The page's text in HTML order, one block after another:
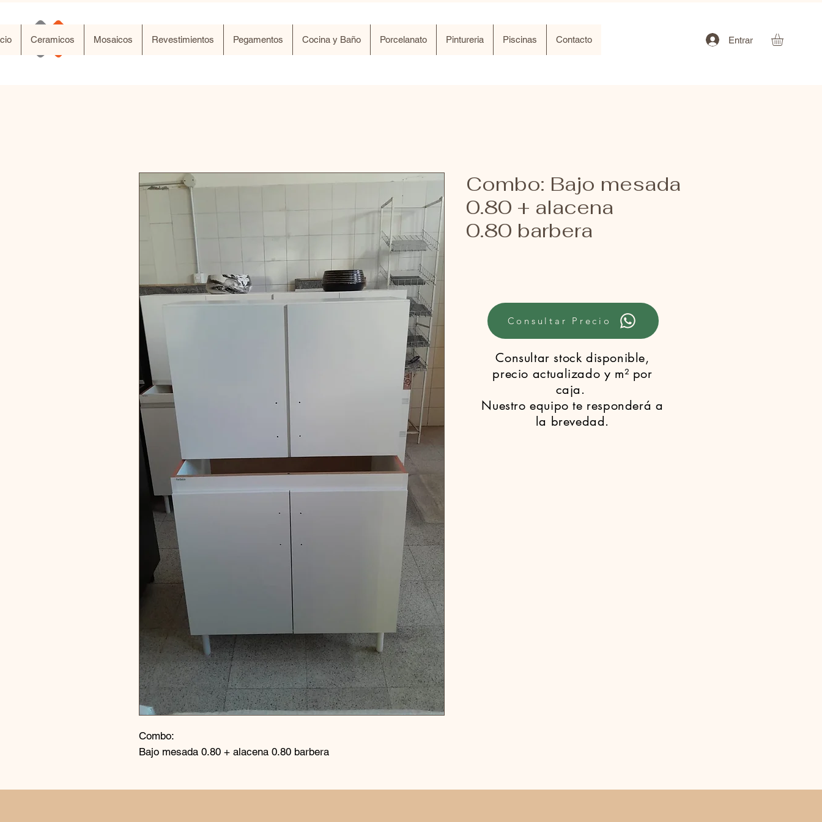
SG Ceramicos
Ceramicos Mosaicos Revestimientos Pegamentos Cocina y Baño Porcelanato Pintureria Piscinas Contacto Entrar
Combo:
Bajo mesada 0.80 + alacena 0.80 barbera
Combo: Bajo mesada
0.80 + alacena
0.80 barbera
Consultar Precio
Consultar stock disponible,
precio actualizado y m² por
caja.
Nuestro equipo te responderá a
la brevedad.